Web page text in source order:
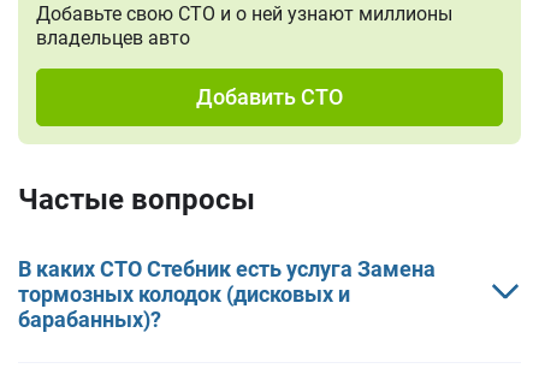
Добавьте свою СТО и о ней узнают миллионы
владельцев авто
Добавить СТО
Частые вопросы
В каких СТО Стебник есть услуга Замена
тормозных колодок (дисковых и
барабанных)?